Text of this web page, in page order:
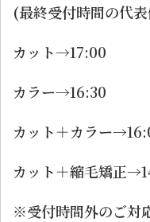
(最終受付時間の代
カット→17:00
カラー→16:30
カット＋カラー
カット＋縮毛矯正
※受付時間外のご対